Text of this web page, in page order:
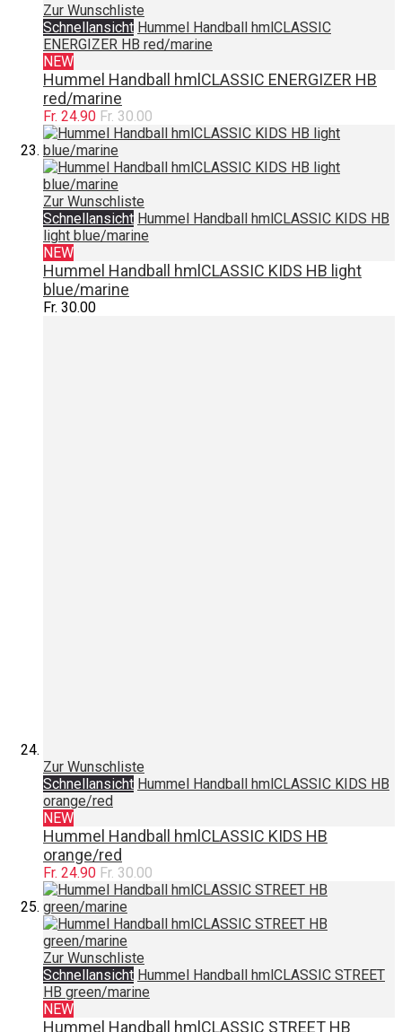
Zur Wunschliste
Schnellansicht Hummel Handball hmlCLASSIC
ENERGIZER HB red/marine
NEW
Hummel Handball hmlCLASSIC ENERGIZER HB
red/marine
Fr. 24.90 Fr. 30.00
Zur Wunschliste
Schnellansicht Hummel Handball hmlCLASSIC KIDS HB
light blue/marine
NEW
Hummel Handball hmlCLASSIC KIDS HB light
blue/marine
Fr. 30.00
Zur Wunschliste
Schnellansicht Hummel Handball hmlCLASSIC KIDS HB
orange/red
NEW
Hummel Handball hmlCLASSIC KIDS HB
orange/red
Fr. 24.90 Fr. 30.00
Zur Wunschliste
Schnellansicht Hummel Handball hmlCLASSIC STREET
HB green/marine
NEW
Hummel Handball hmlCLASSIC STREET HB